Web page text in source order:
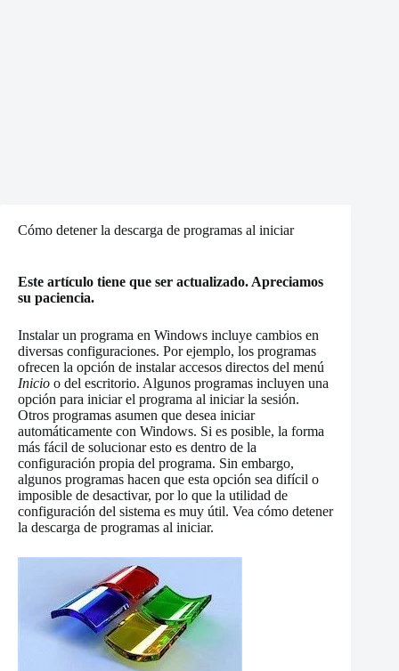
Cómo detener la descarga de programas al iniciar
Este artículo tiene que ser actualizado. Apreciamos
su paciencia.
Instalar un programa en Windows incluye cambios en
diversas configuraciones. Por ejemplo, los programas
ofrecen la opción de instalar accesos directos del menú
Inicio o del escritorio. Algunos programas incluyen una
opción para iniciar el programa al iniciar la sesión.
Otros programas asumen que desea iniciar
automáticamente con Windows. Si es posible, la forma
más fácil de solucionar esto es dentro de la
configuración propia del programa. Sin embargo,
algunos programas hacen que esta opción sea difícil o
imposible de desactivar, por lo que la utilidad de
configuración del sistema es muy útil. Vea cómo detener
la descarga de programas al iniciar.